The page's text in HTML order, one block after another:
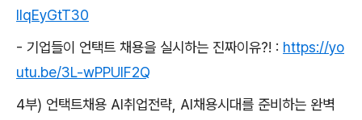
IlqEyGtT30
- 기업들이 언택트 채용을 실시하는 진짜이유?! : https://yo
utu.be/3L-wPPUlF2Q
4부) 언택트채용 AI취업전략, AI채용시대를 준비하는 완벽